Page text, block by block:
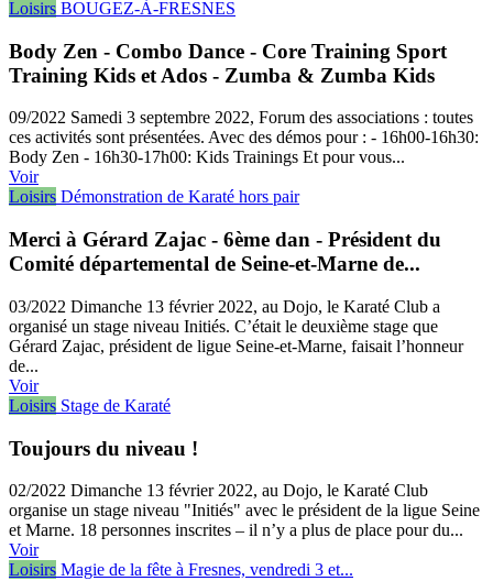
Loisirs BOUGEZ-À-FRESNES
Body Zen - Combo Dance - Core Training Sport
Training Kids et Ados - Zumba & Zumba Kids
09/2022 Samedi 3 septembre 2022, Forum des associations : toutes
ces activités sont présentées. Avec des démos pour : - 16h00-16h30:
Body Zen - 16h30-17h00: Kids Trainings Et pour vous...
Voir
Loisirs Démonstration de Karaté hors pair
Merci à Gérard Zajac - 6ème dan - Président du
Comité départemental de Seine-et-Marne de...
03/2022 Dimanche 13 février 2022, au Dojo, le Karaté Club a
organisé un stage niveau Initiés. C’était le deuxième stage que
Gérard Zajac, président de ligue Seine-et-Marne, faisait l’honneur
de...
Voir
Loisirs Stage de Karaté
Toujours du niveau !
02/2022 Dimanche 13 février 2022, au Dojo, le Karaté Club
organise un stage niveau "Initiés" avec le président de la ligue Seine
et Marne. 18 personnes inscrites – il n’y a plus de place pour du...
Voir
Loisirs Magie de la fête à Fresnes, vendredi 3 et...